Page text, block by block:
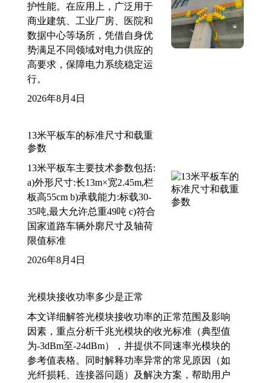
护性能。在应用上，广泛用于
商业建筑、工业厂房、医院和
数据中心等场所，凭借自身优
势满足不同领域对电力供应的
高要求，保障电力系统稳定运
行。
2026年8月4日
13米平板车的标准尺寸和载重
参数
13米平板车主要技术参数包括:
a)外形尺寸:长13m×宽2.45m,栏
板高55cm b)承载能力:标载30-
35吨,最大允许总重49吨 c)符合
国家道路车辆外廓尺寸及轴荷
限值标准
2026年8月4日
光模块接收功率多少是正常
本文详细解答光模块接收功率的正常范围及影响
因素，重点分析千兆光模块的收光标准（典型值
为-3dBm至-24dBm），并提供不同速率光模块的
参考值表格。同时解释功率异常的常见原因（如
光纤损耗、连接器问题）及解决方案，帮助用户